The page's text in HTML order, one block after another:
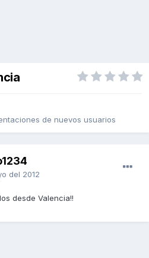
de nuevos usuarios
del 2012
desde Valencia!!